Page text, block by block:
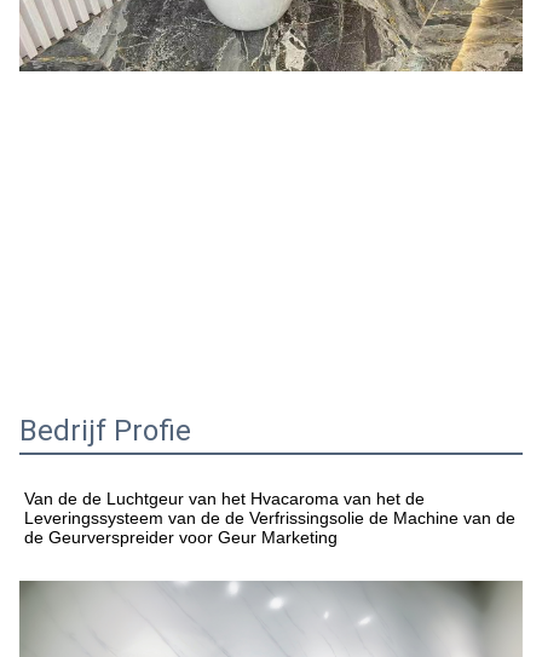
Bedrijf Profie
Van de de Luchtgeur van het Hvacaroma van het de
Leveringssysteem van de de Verfrissingsolie de Machine van de
de Geurverspreider voor Geur Marketing